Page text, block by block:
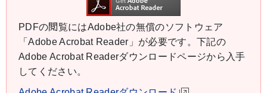
PDFの閲覧にはAdobe社の無償のソフトウェア
「Adobe Acrobat Reader」が必要です。下記の
Adobe Acrobat Readerダウンロードページから入手
してください。